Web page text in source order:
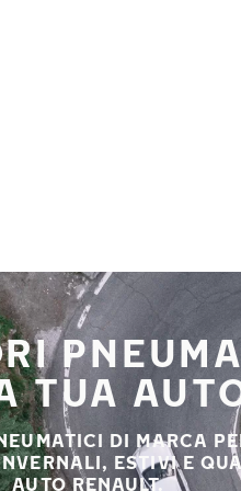
TUA
DI MARCA
ESTIVI E
AUTO RENAULT.